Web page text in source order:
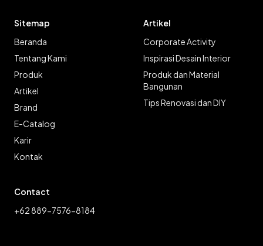
Sitemap
Beranda
Tentang Kami
Produk
Artikel
Brand
E-Catalog
Karir
Kontak
Artikel
Corporate Activity
Inspirasi Desain Interior
Produk dan Material
Bangunan
Tips Renovasi dan DIY
Contact
+62 889-7576-8184